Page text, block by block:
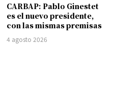
CARBAP: Pablo Ginestet
es el nuevo presidente,
con las mismas premisas
4 agosto 2026